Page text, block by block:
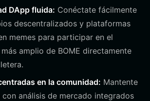
DApp fluida: Conéctate fácilmente
descentralizados y plataformas
memes para participar en el
amplio de BOME directamente
en la comunidad: Mantente
análisis de mercado integrados